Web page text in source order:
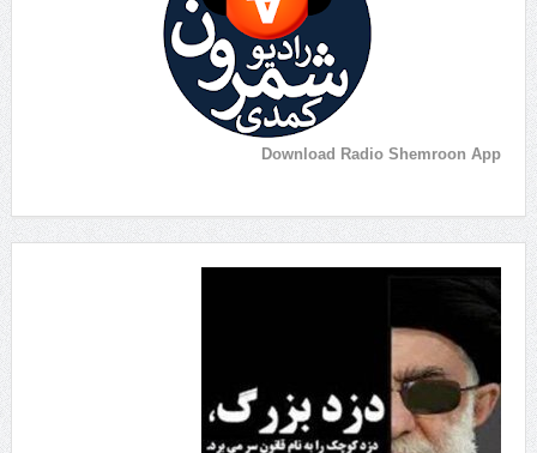
Download Radio Shemroon App